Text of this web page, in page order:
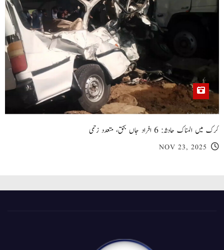
کرک میں المناک حادثہ: 6 افراد جاں بحق، متعدد زخمی
NOV 23, 2025